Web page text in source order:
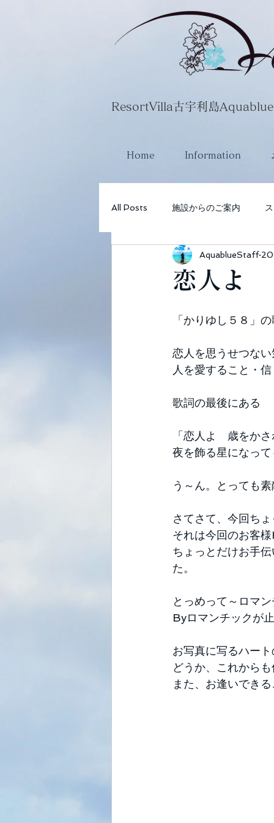
​ResortVilla古宇利島Aquablue
Home Information
All Posts 施設からのご案内
恋人よ
AquablueStaff
「かりゆし５８」
恋人を思うせつな
人を愛すること・
歌詞の最後にある
「恋人よ　歳をか
夜を飾る星になっ
う～ん。とっても
さてさて、今回ち
それは今回のお客
ちょっとだけお手
た。
とっめって～ロマ
Byロマンチックが
お写真に写るハー
どうか、これから
また、お逢いでき